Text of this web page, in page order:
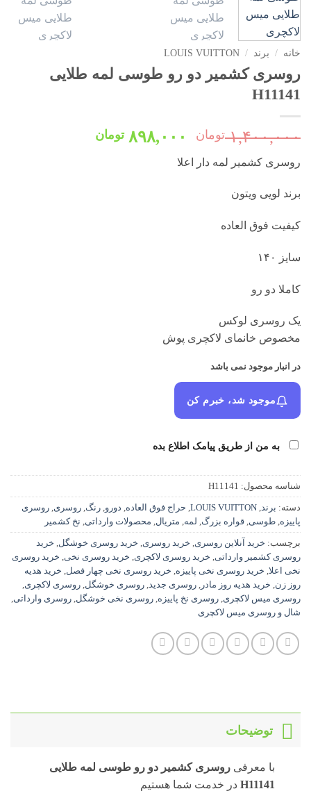
خانه / برند /
LOUIS VUITTON
روسری کشمیر دو رو طوسی لمه طلایی
H11141
۱,۴۰۰,۰۰۰ تومان
قیمت
اصلی:
۸۹۸,۰۰۰ تومان
روسری کشمیر لمه دار اعلا
برند لویی ویتون
کیفیت فوق العاده
سایز ۱۴۰
کاملا دو رو
یک روسری لوکس
مخصوص خانمای لاکچری پوش
در انبار موجود نمی باشد
موجود شد، خبرم کن
به من از طریق پیامک اطلاع بده
شناسه محصول: H11141
دسته: برند,
LOUIS VUITTON
, حراج فوق العاده, دورو, رنگ, روسری, روسری
پاییزه, طوسی, قواره بزرگ, لمه, متریال, محصولات وارداتی, نخ کشمیر
برچسب: خرید آنلاین روسری, خرید روسری, خرید روسری خوشگل, خرید
روسری کشمیر وارداتی, خرید روسری لاکچری, خرید روسری نخی, خرید روسری
نخی اعلا, خرید روسری نخی پاییزه, خرید روسری نخی چهار فصل, خرید هدیه
روز زن, خرید هدیه روز مادر , روسری جدید, روسری خوشگل, روسری لاکچری,
روسری میس لاکچری, روسری نخ پاییزه, روسری نخی خوشگل, روسری وارداتی,
شال و روسری میس لاکچری
توضیحات
با معرفی روسری کشمیر دو رو طوسی لمه طلایی
H11141 در خدمت شما هستیم